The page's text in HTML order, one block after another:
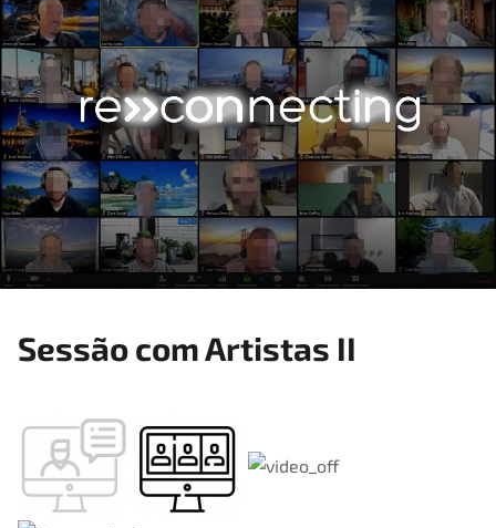
Sessão com Artistas II
10 de Maio, 2020
Exposição2020